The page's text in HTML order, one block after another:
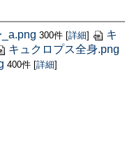
300件 [詳細]
キ
キュクロプス全身.png
400件 [詳細]